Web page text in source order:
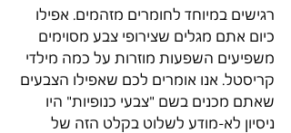
רגישים במיוחד לחומרים מזהמים. אפילו
כיום אתם מגלים שצירופי צבע מסוימים
משפיעים השפעות מוזרות על כמה מילדי
קריסטל. אנו אומרים לכם שאפילו הצבעים
שאתם מכנים בשם "צבעי כנופיות" היו
ניסיון לא-מודע לשלוט בקלט הזה של